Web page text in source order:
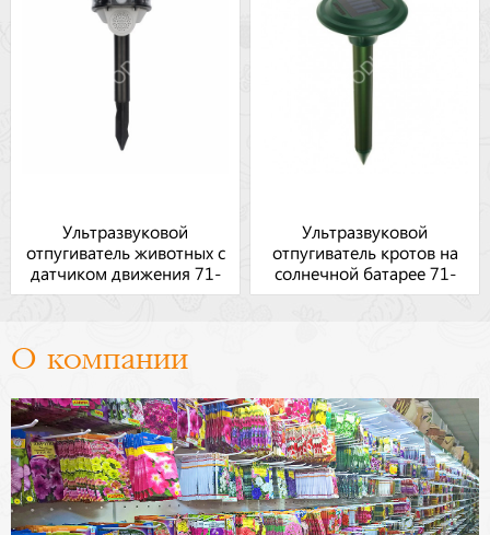
Ультразвуковой
отпугиватель животных с
датчиком движения 71-
0079
Ультразвуковой
отпугиватель кротов на
солнечной батарее 71-
0007
О компании